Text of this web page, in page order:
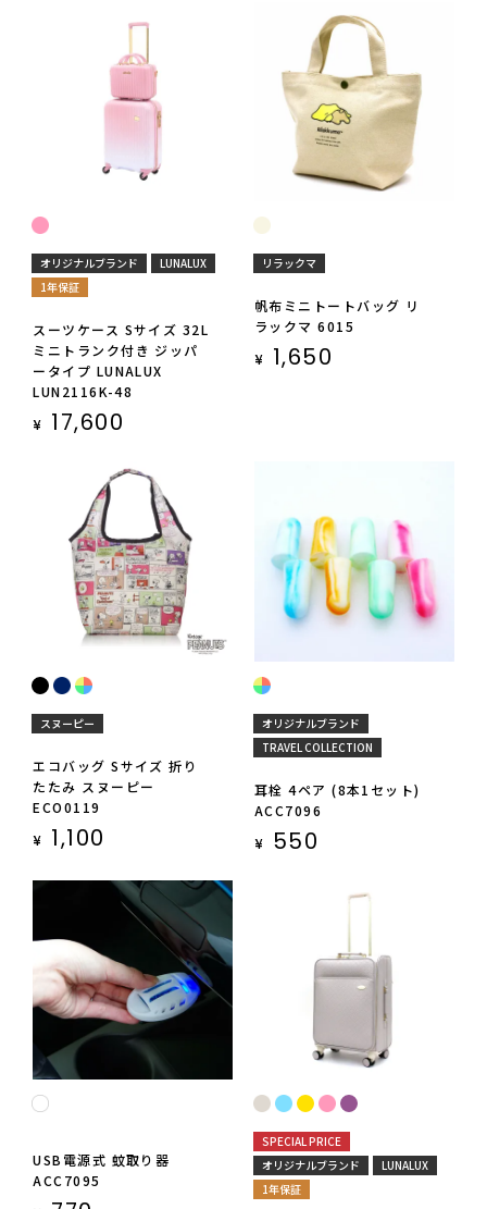
オリジナルブランド
LUNALUX
1年保証
スーツケース Sサイズ 32L
ミニトランク付き ジッパ
ータイプ LUNALUX
LUN2116K-48
¥ 17,600
リラックマ
帆布ミニトートバッグ リ
ラックマ 6015
¥ 1,650
スヌーピー
エコバッグ Sサイズ 折り
たたみ スヌーピー
ECO0119
¥ 1,100
オリジナルブランド
TRAVEL COLLECTION
耳栓 4ペア (8本1セット)
ACC7096
¥ 550
USB電源式 蚊取り器
ACC7095
SPECIAL PRICE
オリジナルブランド
LUNALUX
1年保証